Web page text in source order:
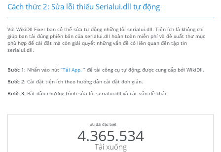
Cách thức 2: Sửa lỗi thiếu Serialui.dll tự động
Với WikiDll Fixer bạn có thể sửa tự động những lỗi serialui.dll. Tiện ích là không chỉ
giúp bạn tải đúng phiên bản của serialui.dll hoàn toàn miễn phí và đề xuất thư mục
phù hợp để cài đặt mà còn giải quyết những vấn đề có liên quan đến tập tin
serialui.dll.
Bước 1: Nhấn vào nút “Tải App. ” để tải công cụ tự động, được cung cấp bởi WikiDll.
Bước 2: Cài đặt tiện ích theo hướng dẫn cài đặt đơn giản.
Bước 3: Bắt đầu chương trình sửa lỗi serialui.dll và các vấn đề khác.
ưu đãi đặc biệt
4.365.534
Tải xuống